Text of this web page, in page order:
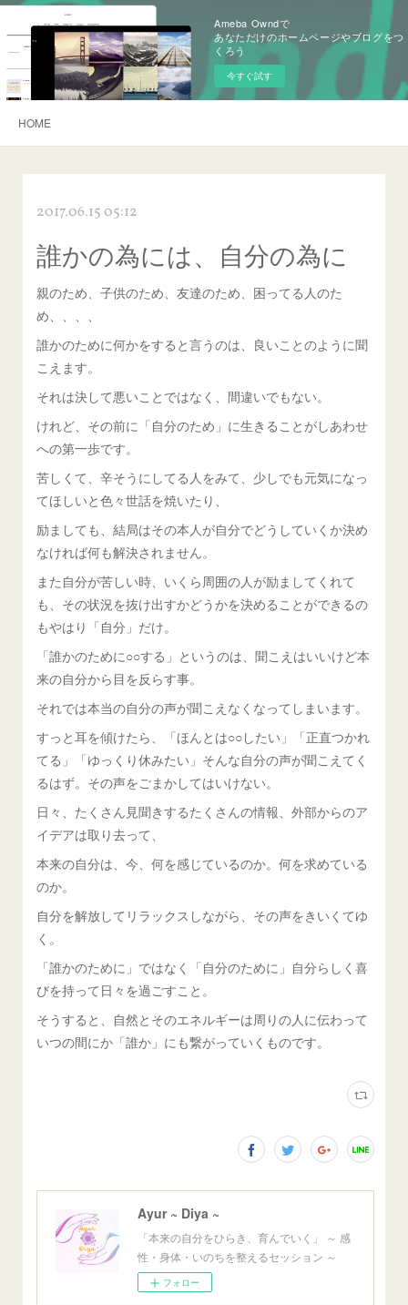
Ameba Owndで
あなただけのホームページやブログをつ
くろう
今すぐ試す
HOME
2017.06.15 05:12
誰かの為には、自分の為に
親のため、子供のため、友達のため、困ってる人のた
め、、、、
誰かのために何かをすると言うのは、良いことのように聞
こえます。
それは決して悪いことではなく、間違いでもない。
けれど、その前に「自分のため」に生きることがしあわせ
への第一歩です。
苦しくて、辛そうにしてる人をみて、少しでも元気になっ
てほしいと色々世話を焼いたり、
励ましても、結局はその本人が自分でどうしていくか決め
なければ何も解決されません。
また自分が苦しい時、いくら周囲の人が励ましてくれて
も、その状況を抜け出すかどうかを決めることができるの
もやはり「自分」だけ。
「誰かのために○○する」というのは、聞こえはいいけど本
来の自分から目を反らす事。
それでは本当の自分の声が聞こえなくなってしまいます。
すっと耳を傾けたら、「ほんとは○○したい」「正直つかれ
てる」「ゆっくり休みたい」そんな自分の声が聞こえてく
るはず。その声をごまかしてはいけない。
日々、たくさん見聞きするたくさんの情報、外部からのア
イデアは取り去って、
本来の自分は、今、何を感じているのか。何を求めている
のか。
自分を解放してリラックスしながら、その声をきいくてゆ
く。
「誰かのために」ではなく「自分のために」自分らしく喜
びを持って日々を過ごすこと。
そうすると、自然とそのエネルギーは周りの人に伝わって
いつの間にか「誰か」にも繋がっていくものです。
Ayur ~ Diya ~
「本来の自分をひらき、育んでいく」 ～ 感
性・身体・いのちを整えるセッション ～
フォロー